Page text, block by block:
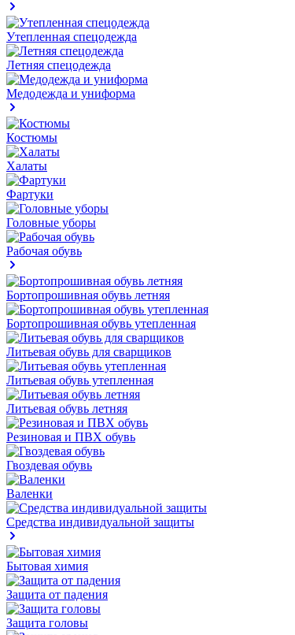
Утепленная спецодежда
Летняя спецодежда
Медодежда и униформа
Костюмы
Халаты
Фартуки
Головные уборы
Рабочая обувь
Бортопрошивная обувь летняя
Бортопрошивная обувь утепленная
Литьевая обувь для сварщиков
Литьевая обувь утепленная
Литьевая обувь летняя
Резиновая и ПВХ обувь
Гвоздевая обувь
Валенки
Средства индивидуальной защиты
Бытовая химия
Защита от падения
Защита головы